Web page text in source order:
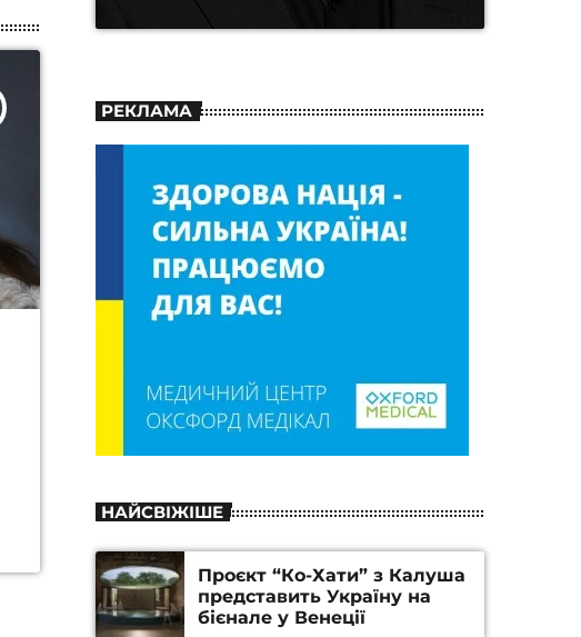
РЕКЛАМА
НАЙСВІЖІШЕ
Проєкт “Ко-Хати” з Калуша
представить Україну на
бієнале у Венеції